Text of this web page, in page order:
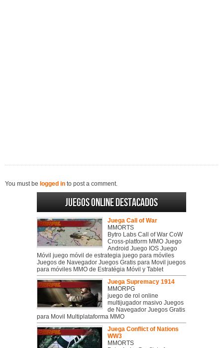
You must be logged in to post a comment.
Juegos online destacados
Juega Call of War
MMORTS
Bytro Labs Call of War CoW
Cross-platform MMO Juego
Android Juego IOS Juego
Móvil juego móvil de estrategia juego para móviles
Juegos de Navegador Juegos Gratis para Movil juegos
para móviles MMO de Estratégia Móvil y Tablet
Juega Supremacy 1914
MMORPG
juego de rol online
multijugador masivo Juegos
de Navegador Juegos Gratis
para Movil Multiplataforma MMO
Juega Conflict of Nations
WW3
MMORTS